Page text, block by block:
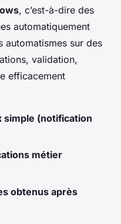
, c’est-à-dire des
automatiquement
automatismes sur des
validation,
efficacement
simple (notification
métier
obtenus après